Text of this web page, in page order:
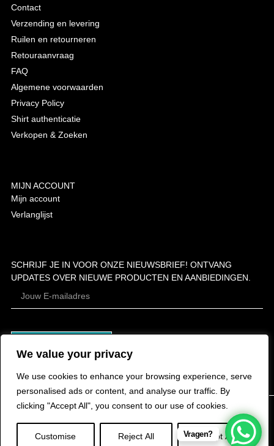
We value your privacy
We use cookies to enhance your browsing experience, serve
personalised ads or content, and analyse our traffic. By
clicking "Accept All", you consent to our use of cookies.
Customise Reject All Accept All
Contact
Verzending en levering
Ruilen en retourneren
Retouraanvraag
FAQ
Algemene voorwaarden
Privacy Policy
Shirt authenticatie
Verkopen & Zoeken
MIJN ACCOUNT
Mijn account
Verlanglijst
SCHRIJF JE IN VOOR ONZE NIEUWSBRIEF! ONTVANG
UPDATES OVER NIEUWE PRODUCTEN EN AANBIEDINGEN.
Vragen?